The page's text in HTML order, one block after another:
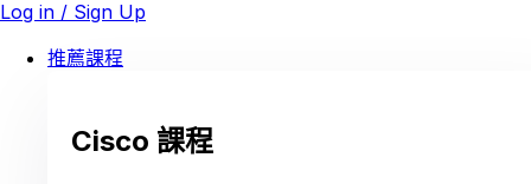
Log in / Sign Up
推薦課程
Cisco 課程